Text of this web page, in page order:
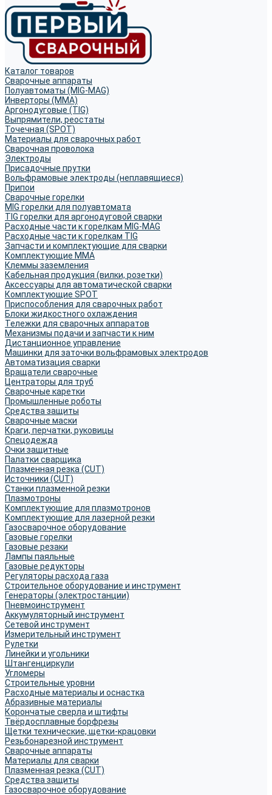
Каталог товаров
Сварочные аппараты
Полуавтоматы (MIG-MAG)
Инверторы (MMA)
Аргонодуговые (TIG)
Выпрямители, реостаты
Точечная (SPOT)
Материалы для сварочных работ
Сварочная проволока
Электроды
Присадочные прутки
Вольфрамовые электроды (неплавящиеся)
Припои
Сварочные горелки
MIG горелки для полуавтомата
TIG горелки для аргонодуговой сварки
Расходные части к горелкам MIG-MAG
Расходные части к горелкам TIG
Запчасти и комплектующие для сварки
Комплектующие ММА
Клеммы заземления
Кабельная продукция (вилки, розетки)
Аксессуары для автоматической сварки
Комплектующие SPOT
Приспособления для сварочных работ
Блоки жидкостного охлаждения
Тележки для сварочных аппаратов
Механизмы подачи и запчасти к ним
Дистанционное управление
Машинки для заточки вольфрамовых электродов
Автоматизация сварки
Вращатели сварочные
Центраторы для труб
Сварочные каретки
Промышленные роботы
Средства защиты
Сварочные маски
Краги, перчатки, руковицы
Спецодежда
Очки защитные
Палатки сварщика
Плазменная резка (CUT)
Источники (CUT)
Станки плазменной резки
Плазмотроны
Комплектующие для плазмотронов
Комплектующие для лазерной резки
Газосварочное оборудование
Газовые горелки
Газовые резаки
Лампы паяльные
Газовые редукторы
Регуляторы расхода газа
Строительное оборудование и инструмент
Генераторы (электростанции)
Пневмоинструмент
Аккумуляторный инструмент
Сетевой инструмент
Измерительный инструмент
Рулетки
Линейки и угольники
Штангенциркули
Угломеры
Строительные уровни
Расходные материалы и оснастка
Абразивные материалы
Корончатые сверла и штифты
Твёрдосплавные борфрезы
Щетки технические, щетки-крацовки
Резьбонарезной инструмент
Сварочные аппараты
Материалы для сварки
Плазменная резка (CUT)
Средства защиты
Газосварочное оборудование